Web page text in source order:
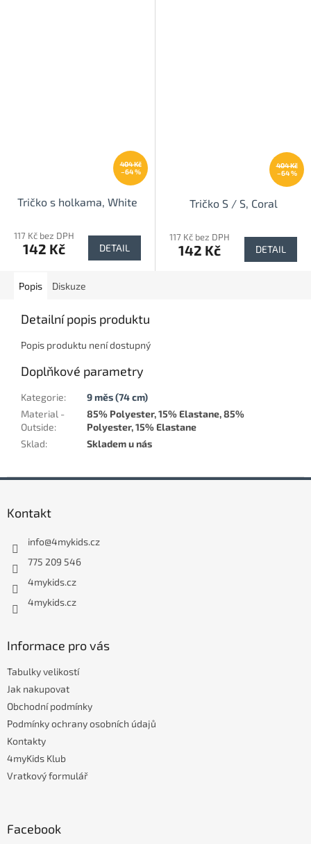
404 Kč
–64 %
Tričko s holkama, White
117 Kč bez DPH
142 Kč DETAIL
404 Kč
–64 %
Tričko S / S, Coral
117 Kč bez DPH
142 Kč DETAIL
Popis Diskuze
Detailní popis produktu
Popis produktu není dostupný
Doplňkové parametry
Kategorie:
9 měs (74 cm)
Material -
Outside:
85% Polyester, 15% Elastane, 85%
Polyester, 15% Elastane
Sklad: Skladem u nás
Kontakt
info@4mykids.cz
775 209 546
4mykids.cz
4mykids.cz
Informace pro vás
Tabulky velikostí
Jak nakupovat
Obchodní podmínky
Podmínky ochrany osobních údajů
Kontakty
4myKids Klub
Vratkový formulář
Facebook